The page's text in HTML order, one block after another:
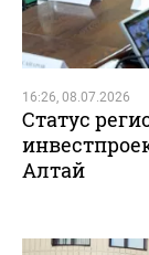
16:26, 08.07.2026
Статус
Алтай